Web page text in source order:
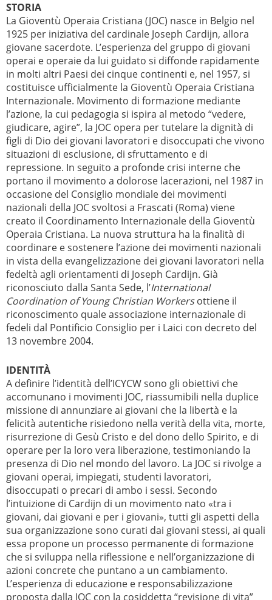
STORIA
La Gioventù Operaia Cristiana (JOC) nasce in Belgio nel
1925 per iniziativa del cardinale Joseph Cardijn, allora
giovane sacerdote. L’esperienza del gruppo di giovani
operai e operaie da lui guidato si diffonde rapidamente
in molti altri Paesi dei cinque continenti e, nel 1957, si
costituisce ufficialmente la Gioventù Operaia Cristiana
Internazionale. Movimento di formazione mediante
l’azione, la cui pedagogia si ispira al metodo “vedere,
giudicare, agire”, la JOC opera per tutelare la dignità di
figli di Dio dei giovani lavoratori e disoccupati che vivono
situazioni di esclusione, di sfruttamento e di
repressione. In seguito a profonde crisi interne che
portano il movimento a dolorose lacerazioni, nel 1987 in
occasione del Consiglio mondiale dei movimenti
nazionali della JOC svoltosi a Frascati (Roma) viene
creato il Coordinamento Internazionale della Gioventù
Operaia Cristiana. La nuova struttura ha la finalità di
coordinare e sostenere l’azione dei movimenti nazionali
in vista della evangelizzazione dei giovani lavoratori nella
fedeltà agli orientamenti di Joseph Cardijn. Già
riconosciuto dalla Santa Sede, l’International
Coordination of Young Christian Workersottiene il
riconoscimento quale associazione internazionale di
fedeli dal Pontificio Consiglio per i Laici con decreto del
13 novembre 2004.
IDENTITÀ
A definire l’identità dell’ICYCW sono gli obiettivi che
accomunano i movimenti JOC, riassumibili nella duplice
missione di annunziare ai giovani che la libertà e la
felicità autentiche risiedono nella verità della vita, morte,
risurrezione di Gesù Cristo e del dono dello Spirito, e di
operare per la loro vera liberazione, testimoniando la
presenza di Dio nel mondo del lavoro. La JOC si rivolge a
giovani operai, impiegati, studenti lavoratori,
disoccupati o precari di ambo i sessi. Secondo
l’intuizione di Cardijn di un movimento nato «tra i
giovani, dai giovani e per i giovani», tutti gli aspetti della
sua organizzazione sono curati dai giovani stessi, ai quali
essa propone un processo permanente di formazione
che si sviluppa nella riflessione e nell’organizzazione di
azioni concrete che puntano a un cambiamento.
L’esperienza di educazione e responsabilizzazione
proposta dalla JOC con la cosiddetta “revisione di vita”